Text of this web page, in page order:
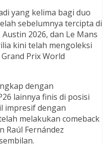
yang kelima bagi duo
sebelumnya tercipta di
2026, dan Le Mans
kini telah mengoleksi
Prix World
dengan
lainnya finis di posisi
impresif dengan
melakukan comeback
Raúl Fernández